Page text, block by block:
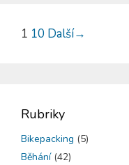
1 10 Další→
Rubriky
Bikepacking (5)
Běhání(42)